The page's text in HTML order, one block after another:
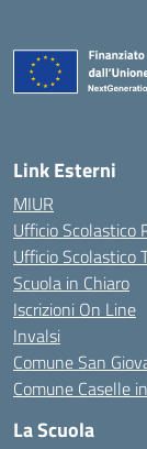
Link Esterni
MIUR
Ufficio Scolastico
Ufficio Scolastico
Scuola in Chiaro
Iscrizioni On Line
Invalsi
Comune San
Comune Caselle
La Scuola